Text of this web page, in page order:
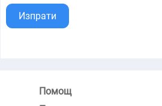
Изпрати
Помощ